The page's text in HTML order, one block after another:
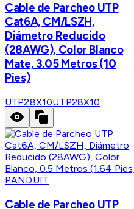
Cable de Parcheo UTP
Cat6A, CM/LSZH,
Diámetro Reducido
(28AWG), Color Blanco
Mate, 3.05 Metros (10
Pies)
UTP28X10UTP28X10
PANDUIT
Cable de Parcheo UTP